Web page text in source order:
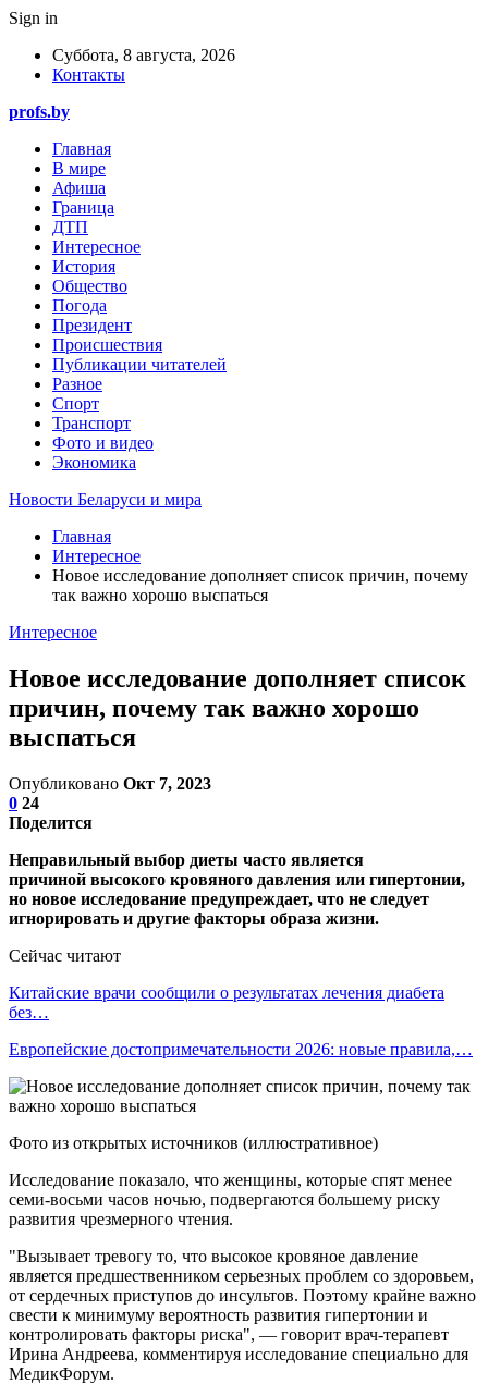
Sign in
Суббота, 8 августа, 2026
Контакты
profs.by
Главная
В мире
Афиша
Граница
ДТП
Интересное
История
Общество
Погода
Президент
Происшествия
Публикации читателей
Разное
Спорт
Транспорт
Фото и видео
Экономика
Новости Беларуси и мира
Главная
Интересное
Новое исследование дополняет список причин, почему
так важно хорошо выспаться
Интересное
Новое исследование дополняет список
причин, почему так важно хорошо
выспаться
Опубликовано Окт 7, 2023
0 24
Поделится
Неправильный выбор диеты часто является
причиной высокого кровяного давления или гипертонии,
но новое исследование предупреждает, что не следует
игнорировать и другие факторы образа жизни.
Сейчас читают
Китайские врачи сообщили о результатах лечения диабета
без…
Европейские достопримечательности 2026: новые правила,…
Фото из открытых источников (иллюстративное)
Исследование показало, что женщины, которые спят менее
семи-восьми часов ночью, подвергаются большему риску
развития чрезмерного чтения.
"Вызывает тревогу то, что высокое кровяное давление
является предшественником серьезных проблем со здоровьем,
от сердечных приступов до инсультов. Поэтому крайне важно
свести к минимуму вероятность развития гипертонии и
контролировать факторы риска", — говорит врач-терапевт
Ирина Андреева, комментируя исследование специально для
МедикФорум.